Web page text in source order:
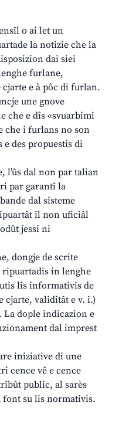
o ai let un
la notizie che la
dai siei
furlane,
e à pôc di furlan.
une gnove
che e dîs «svuarbimi
che i furlans no son
e des propuestis di
l’ûs dal non par talian
par garantî la
dal sisteme
il non uficiâl
jessi ni
dongje de scrite
ripuartadis in lenghe
lis informativis de
cjarte, validitât e v. i.)
La dople indicazion e
dal imprest
iniziative di une
cence vê e cence
public, al sarès
su lis normativis.